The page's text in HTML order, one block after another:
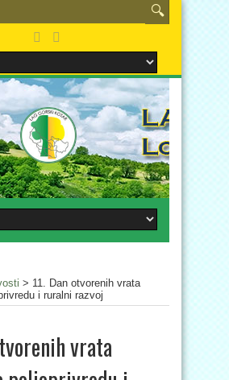
> 11. Dan otvorenih vrata
i ruralni razvoj
vrata